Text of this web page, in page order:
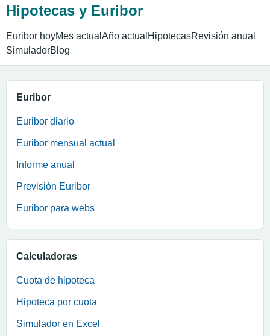
Hipotecas y Euribor
Euribor hoyMes actual Año actual HipotecasRevisión anual
SimuladorBlog
Euribor
Euribor diario
Euribor mensual actual
Informe anual
Previsión Euribor
Euribor para webs
Calculadoras
Cuota de hipoteca
Hipoteca por cuota
Simulador en Excel